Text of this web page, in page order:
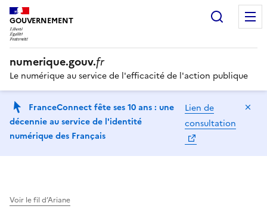
GOUVERNEMENT
numerique.gouv.fr
Le numérique au service de l'efficacité de l'action publique
FranceConnect fête ses 10 ans : une
décennie au service de l'identité
numérique des Français
Lien de
consultation
Voir le fil d’Ariane